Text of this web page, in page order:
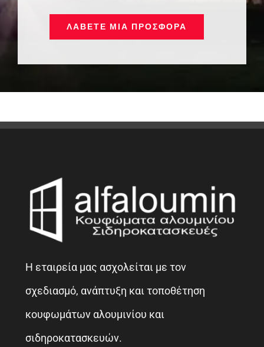
ΛΆΒΕΤΕ ΜΙΑ ΠΡΟΣΦΟΡΆ
Η εταιρεία μας ασχολείται με τον
σχεδιασμό, ανάπτυξη και τοποθέτηση
κουφωμάτων αλουμινίου και
σιδηροκατασκευών.